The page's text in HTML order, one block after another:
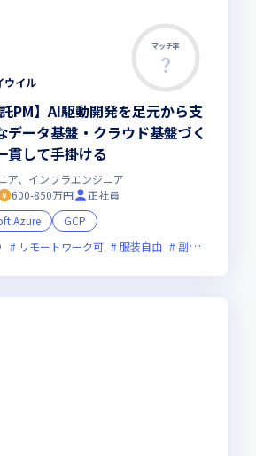
マッチ率
ウイル
PM】AI駆動開発を足元から支
データ基盤・クラウド基盤づく
貫して手掛ける
ア、インフラエンジニア
600-850万円
正社員
Azure
GCP
リモートワーク可 服装自由 副業可